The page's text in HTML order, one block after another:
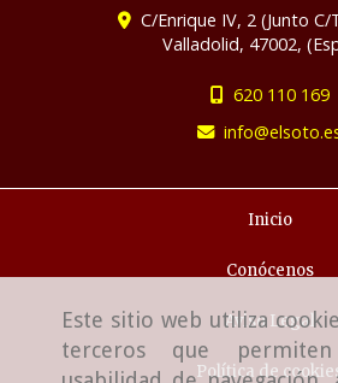
Este sitio web utiliza
terceros que
C/Enrique IV, 2 (Junto C/
Valladolid, 47002,
620 110 169
info
Inicio
Conócenos
Aviso Legal
Política de